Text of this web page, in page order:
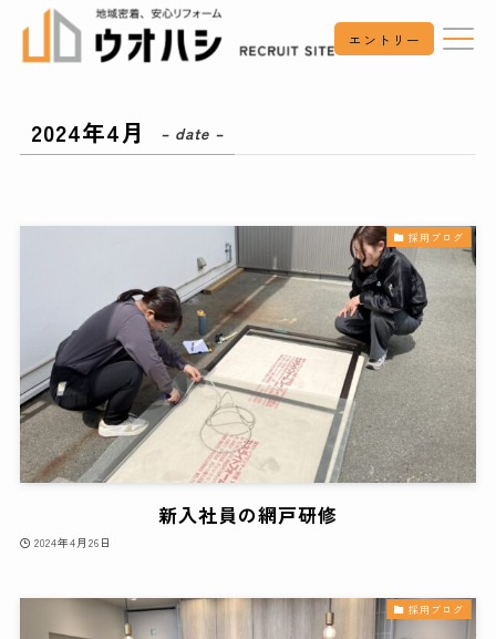
エントリー
2024年4月 – date –
採用ブログ
新入社員の網戸研修
2024年4月26日
採用ブログ